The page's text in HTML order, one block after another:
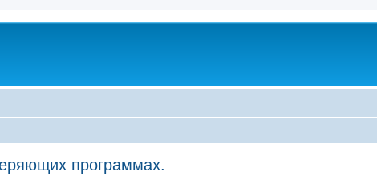
программах.